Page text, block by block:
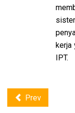
kerja
IPT.
Prev